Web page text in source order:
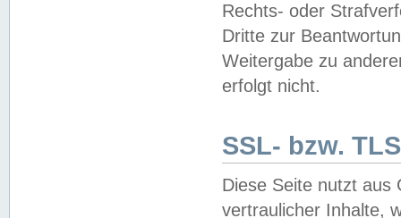
Rechts- oder
Dritte zur
Weitergabe zu
erfolgt nicht.
SSL- bzw.
Diese Seite nutzt aus
vertraulicher Inhalte,